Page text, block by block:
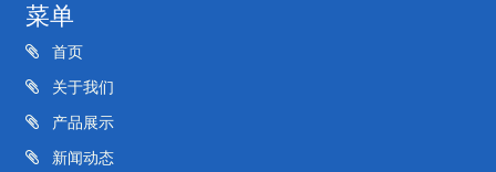
菜单
首页
关于我们
产品展示
新闻动态